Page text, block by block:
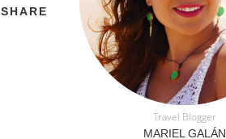
SHARE
Travel Blogger
MARIEL GALÁN